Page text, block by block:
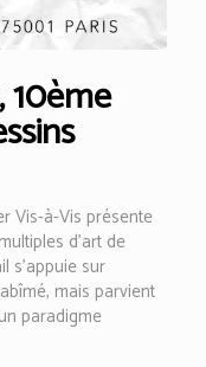
10ème
Vis-à-Vis présente
d’art de
s’appuie sur
mais parvient
paradigme